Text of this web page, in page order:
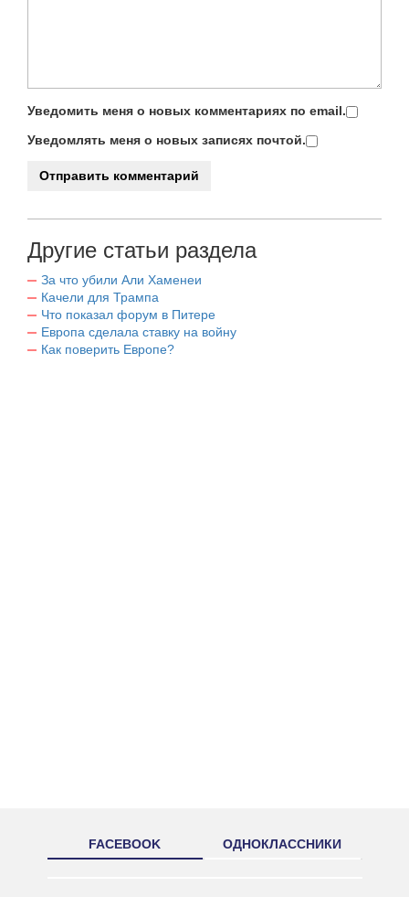
Уведомить меня о новых комментариях по email.
Уведомлять меня о новых записях почтой.
Другие статьи раздела
За что убили Али Хаменеи
Качели для Трампа
Что показал форум в Питере
Европа сделала ставку на войну
Как поверить Европе?
FACEBOOK ОДНОКЛАССНИКИ